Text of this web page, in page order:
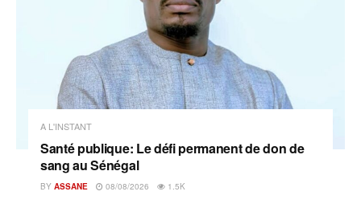
A L'INSTANT
Santé publique: Le défi permanent de don de
sang au Sénégal
BY ASSANE 08/08/2026 1.5K